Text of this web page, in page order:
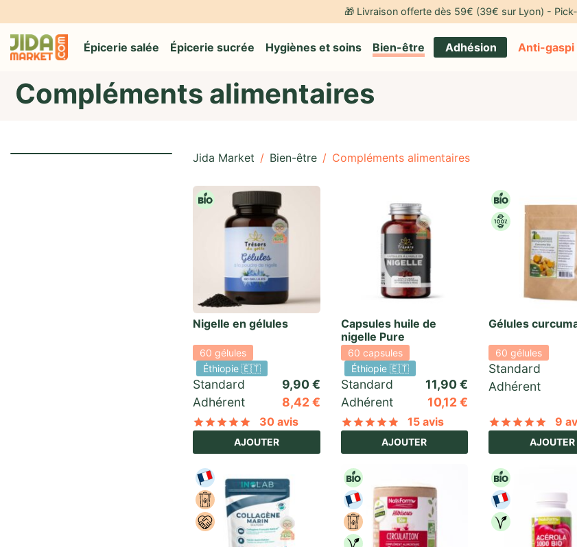
🎁 Livraison offerte dès 59€ (39€ sur Lyon) - Pick-up
Épicerie salée Épicerie sucrée Hygiènes et soins Bien-être Adhésion Anti-gaspi
Compléments alimentaires
Jida Market / Bien-être / Compléments alimentaires
Nigelle en gélules
60 gélules
Éthiopie 🇪🇹
Standard 9,90€
Adhérent
8,42€
Notésur 5 basé sur30notations client
30 avis
AJOUTER
Capsules huile de
nigelle Pure
60 capsules
Éthiopie 🇪🇹
Standard 11,90€
Adhérent
10,12€
Notésur 5 basé sur15notations
15 avis
AJOUTER
Gélules
60 gélules
Standard
Adhérent
Noté
9
AJOUTER